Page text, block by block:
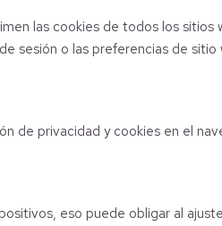
las cookies de todos los sitios
sesión o las preferencias de sitio
de privacidad y cookies en el
eso puede obligar al